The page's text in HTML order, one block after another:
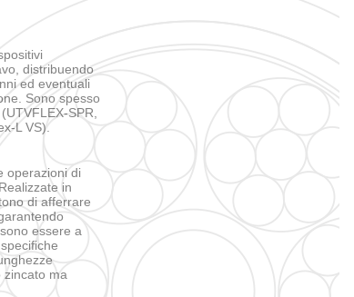
distribuendo
ed eventuali
Sono spesso
SPR,
L VS).
operazioni di
in
di afferrare
essere a
zincato ma